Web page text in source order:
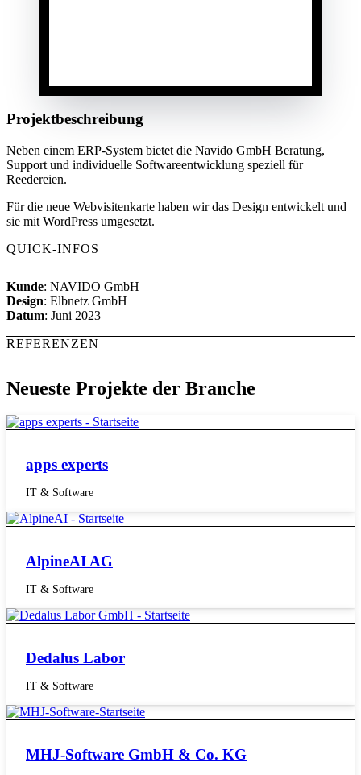
Projektbeschreibung
Neben einem ERP-System bietet die Navido GmbH Beratung,
Support und individuelle Softwareentwicklung speziell für
Reedereien.
Für die neue Webvisitenkarte haben wir das Design entwickelt und
sie mit WordPress umgesetzt.
QUICK-INFOS
Kunde: NAVIDO GmbH
Design: Elbnetz GmbH
Datum: Juni 2023
REFERENZEN
Neueste Projekte der Branche
apps experts
IT & Software
AlpineAI AG
IT & Software
Dedalus Labor
IT & Software
MHJ-Software GmbH & Co. KG